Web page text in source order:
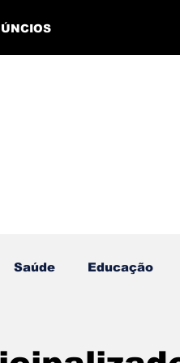
Saúde Educação
Plantão